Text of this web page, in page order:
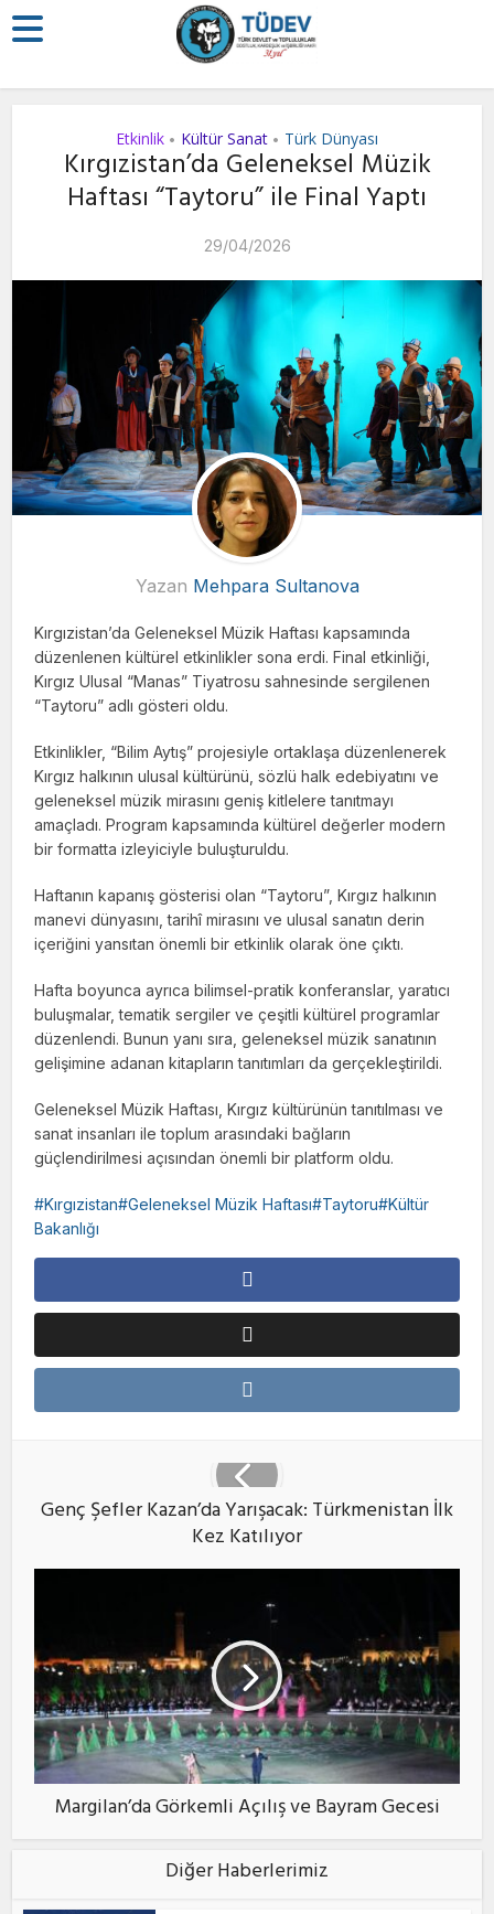
Etkinlik • Kültür Sanat • Türk Dünyası
Kırgızistan’da Geleneksel Müzik
Haftası “Taytoru” ile Final Yaptı
29/04/2026
Yazan Mehpara Sultanova
Kırgızistan’da Geleneksel Müzik Haftası kapsamında
düzenlenen kültürel etkinlikler sona erdi. Final etkinliği,
Kırgız Ulusal “Manas” Tiyatrosu sahnesinde sergilenen
“Taytoru” adlı gösteri oldu.
Etkinlikler, “Bilim Aytış” projesiyle ortaklaşa düzenlenerek
Kırgız halkının ulusal kültürünü, sözlü halk edebiyatını ve
geleneksel müzik mirasını geniş kitlelere tanıtmayı
amaçladı. Program kapsamında kültürel değerler modern
bir formatta izleyiciyle buluşturuldu.
Haftanın kapanış gösterisi olan “Taytoru”, Kırgız halkının
manevi dünyasını, tarihî mirasını ve ulusal sanatın derin
içeriğini yansıtan önemli bir etkinlik olarak öne çıktı.
Hafta boyunca ayrıca bilimsel-pratik konferanslar, yaratıcı
buluşmalar, tematik sergiler ve çeşitli kültürel programlar
düzenlendi. Bunun yanı sıra, geleneksel müzik sanatının
gelişimine adanan kitapların tanıtımları da gerçekleştirildi.
Geleneksel Müzik Haftası, Kırgız kültürünün tanıtılması ve
sanat insanları ile toplum arasındaki bağların
güçlendirilmesi açısından önemli bir platform oldu.
Kırgızistan#Geleneksel Müzik Haftası#Taytoru#Kültür
Bakanlığı
Genç Şefler Kazan’da Yarışacak: Türkmenistan İlk
Kez Katılıyor
Margilan’da Görkemli Açılış ve Bayram Gecesi
Diğer Haberlerimiz